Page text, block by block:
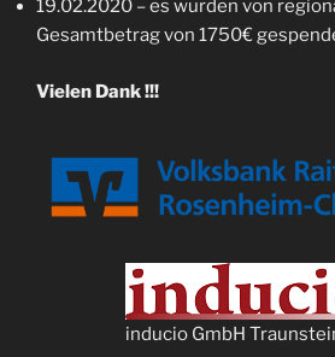
19.02.2020 – es wurden von
Gesamtbetrag von 1750€
Vielen Dank !!!
inducio GmbH